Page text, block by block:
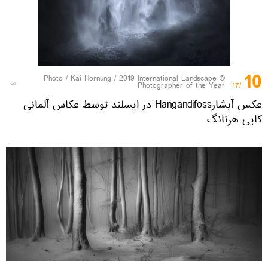
10
/17
© Photo /
Kai Hornung / 2019 International Landscape
Photographer of the Year
عکس آبشارHangandifoss در ایسلند توسط عکاس آلمانی
کایی هرنانگ